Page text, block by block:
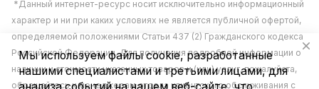
*Данный интернет-ресурс носит исключительно информационный
характер и ни при каких условиях не является публичной офертой,
определяемой положениями Статьи 437 (2) Гражданского кодекса
Российской Федерации. Для получения подробной информации о
наличии и стоимости указанных товаров и (или) услуг, пожалуйста,
обращайтесь к менеджерам отдела клиентского обслуживания с
Мы используем файлы cookie, разработанные
нашими специалистами и третьими лицами, для